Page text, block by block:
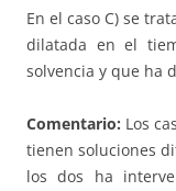
En el caso C) se
dilatada en el
solvencia y que ha
Comentario: Los
tienen soluciones
los dos ha